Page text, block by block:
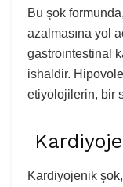
Bu şok
azalmasına yol
gastrointestinal
ishaldir.
etiyolojilerin, bir
Kardiyojenik